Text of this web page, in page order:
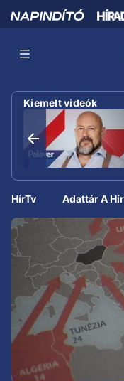
Kiemelt videók
HírTv Adattár A